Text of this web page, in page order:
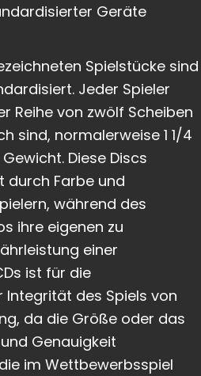
Geräte
Spielstücke sind
Jeder Spieler
Reihe von zwölf Scheiben
sind, normalerweise 1 1/4
Diese Discs
durch Farbe und
während des
ihre eigenen zu
einer
ist für die
des Spiels von
da die Größe oder das
Genauigkeit
im Wettbewerbsspiel